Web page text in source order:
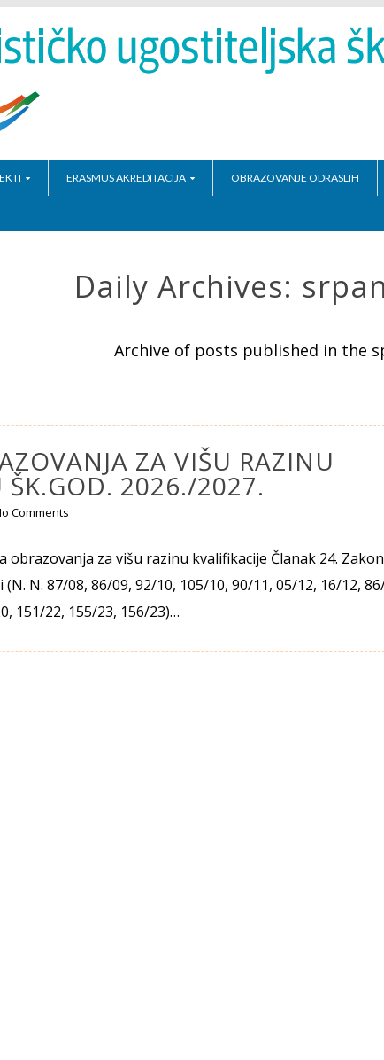
ERASMUS AKREDITACIJA OBRAZOVANJE ODRASLIH
Daily Archives:
Archive of posts published in the
ZA VIŠU RAZINU
ŠK.GOD. 2026./2027.
Comments
za višu razinu kvalifikacije Članak 24.
N. 87/08, 86/09, 92/10, 105/10, 90/11, 05/12, 16/12,
151/22, 155/23, 156/23)…